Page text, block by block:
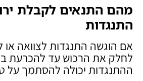
מהם התנאים לקבלת
התנגדות
אם הוגשה התנגדות לצוואה או
לחלק את הרכוש עד להכרעת
ההתנגדות יכולה להסתמך על